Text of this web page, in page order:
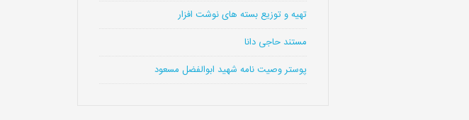
تهیه و توزیع بسته های نوشت افزار
مستند حاجی دانا
پوستر وصیت نامه شهید ابوالفضل مسعود